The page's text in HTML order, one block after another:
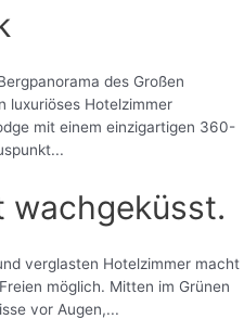
des Großen
luxuriöses Hotelzimmer
mit einem einzigartigen 360-
wachgeküsst.
verglasten Hotelzimmer macht
möglich. Mitten im Grünen
vor Augen,...